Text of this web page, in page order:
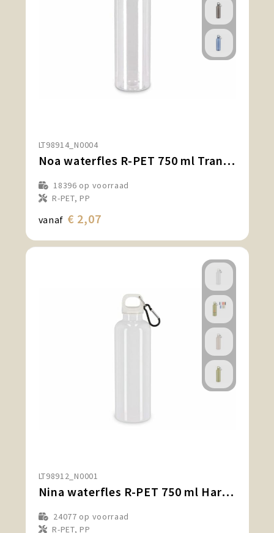
LT98914_N0004
Noa waterfles R-PET 750 ml Transparant
18396 op voorraad
R-PET, PP
vanaf € 2,07
LT98912_N0001
Nina waterfles R-PET 750 ml Hardcolour
24077 op voorraad
R-PET, PP